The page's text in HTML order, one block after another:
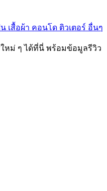
เสื้อผ้า คอนโด ติวเตอร์ อื่นๆ
หม่ ๆ ได้ที่นี่ พร้อมข้อมูลรีวิว